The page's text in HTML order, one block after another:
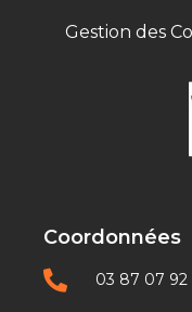
Gestion des
Coordonnées
03 87 07 92